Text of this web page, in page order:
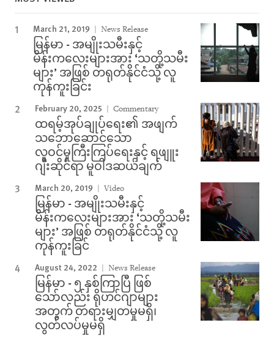
March 21, 2019 News Release
မြန်မာ - အမျိုးသမီးနှင့်
မိန်းကလေးများအား ‘သတို့သမီး
များ’ အဖြစ် တရုတ်နိုင်ငံသို့ လူ
ကုန်ကူးခြင်း
February 20, 2025 Commentary
ထရမ့်အုပ်ချုပ်ရေး၏ အဖျက်
သဘောဆောင်သော
လူဝင်မှုကြီးကြပ်ရေးနှင့် ရဖျူး
ဂျီးဆိုင်ရာ မူဝါဒဆယ်ချက်
March 20, 2019 Video
မြန်မာ - အမျိုးသမီးနှင့်
မိန်းကလေးများအား ‘သတို့သမီး
များ’ အဖြစ် တရုတ်နိုင်ငံသို့ လူ
ကုန်ကူးခြင်
August 24, 2022 News Release
မြန်မာ - ၅ နှစ်ကြာပြီ ဖြစ်
သော်လည်း ရိုဟင်ဂျာများ
အတွက် တရားမျှတမှုမရှိ၊
လွတ်လပ်မှုမရှိ